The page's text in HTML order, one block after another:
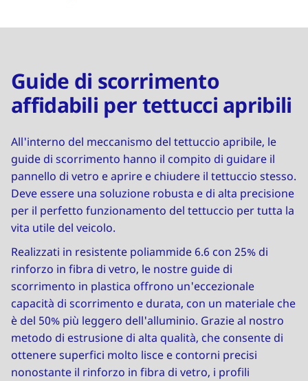
Guide di scorrimento
affidabili per tettucci apribili
All'interno del meccanismo del tettuccio apribile, le
guide di scorrimento hanno il compito di guidare il
pannello di vetro e aprire e chiudere il tettuccio stesso.
Deve essere una soluzione robusta e di alta precisione
per il perfetto funzionamento del tettuccio per tutta la
vita utile del veicolo.
Realizzati in resistente poliammide 6.6 con 25% di
rinforzo in fibra di vetro, le nostre guide di
scorrimento in plastica offrono un'eccezionale
capacità di scorrimento e durata, con un materiale che
è del 50% più leggero dell'alluminio. Grazie al nostro
metodo di estrusione di alta qualità, che consente di
ottenere superfici molto lisce e contorni precisi
nonostante il rinforzo in fibra di vetro, i profili